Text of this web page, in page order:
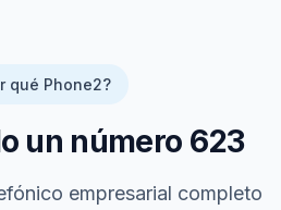
qué Phone2?
un número 623
empresarial completo